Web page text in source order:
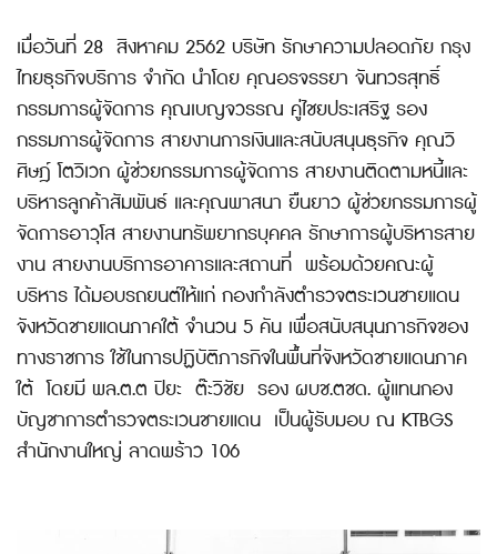
เมื่อวันที่ 28 สิงหาคม 2562 บริษัท รักษาความปลอดภัย กรุง
ไทยธุรกิจบริการ จำกัด นำโดย คุณอรจรรยา จันทวรสุทธิ์
กรรมการผู้จัดการ คุณเบญจวรรณ คู่ไชยประเสริฐ รอง
กรรมการผู้จัดการ สายงานการเงินและสนับสนุนธุรกิจ คุณวิ
ศิษฎ์ โตวิเวก ผู้ช่วยกรรมการผู้จัดการ สายงานติดตามหนี้และ
บริหารลูกค้าสัมพันธ์ และคุณพาสนา ยืนยาว ผู้ช่วยกรรมการผู้
จัดการอาวุโส สายงานทรัพยากรบุคคล รักษาการผู้บริหารสาย
งาน สายงานบริการอาคารและสถานที่ พร้อมด้วยคณะผู้
บริหาร ได้มอบรถยนต์ให้แก่ กองกำลังตำรวจตระเวนชายแดน
จังหวัดชายแดนภาคใต้ จำนวน 5 คัน เพื่อสนับสนุนภารกิจของ
ทางราชการ ใช้ในการปฏิบัติภารกิจในพื้นที่จังหวัดชายแดนภาค
ใต้ โดยมี พล.ต.ต ปิยะ ต๊ะวิชัย รอง ผบช.ตชด. ผู้แทนกอง
บัญชาการตำรวจตระเวนชายแดน เป็นผู้รับมอบ ณ KTBGS
สำนักงานใหญ่ ลาดพร้าว 106